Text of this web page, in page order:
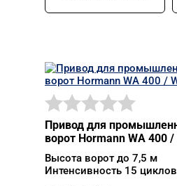
Привод для
ворот Hormann WA 400 /
Высота ворот до 7,5 м
Интенсивность 15